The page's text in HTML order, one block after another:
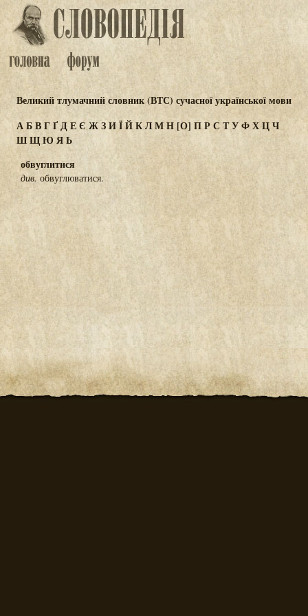
Великий тлумачний словник (ВТС) сучасної української мови
АБВГҐДЕЄ ЖЗИЇЙКЛМН[О] ПР СТУФХЦЧ
ШЩЮЯЬ
обвуглитися
див. обвуглюватися.